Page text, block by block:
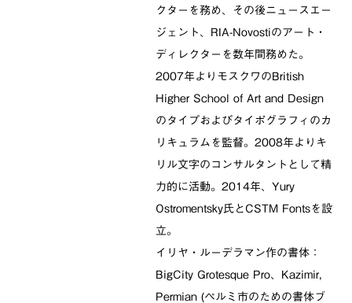
クターを務め、その後ニュースエー
ジェント、RIA-Novostiのアート・
ディレクターを数年間務めた。
2007年よりモスクワのBritish
Higher School of Art and Design
のタイプおよびタイポグラフィのカ
リキュラムを監督。2008年よりキ
リル文字のコンサルタントとして精
力的に活動。2014年、Yury
Ostromentsky氏とCSTM Fontsを設
立。
イリヤ・ルーデラマン作の書体：
BigCity Grotesque Pro、Kazimir,
Permian (ペルミ市のための書体ブ